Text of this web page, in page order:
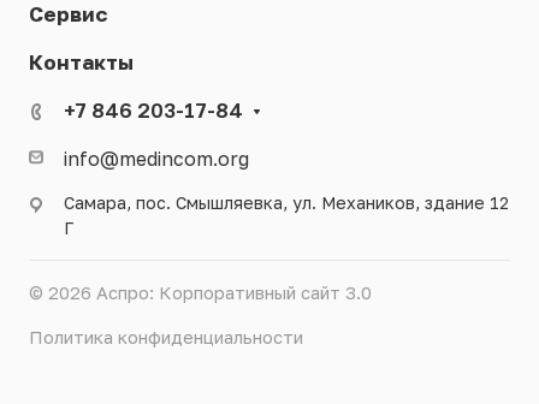
Сервис
Контакты
+7 846 203-17-84
info@medincom.org
Самара, пос. Смышляевка, ул. Механиков, здание 12
Г
© 2026 Аспро: Корпоративный сайт 3.0
Политика конфиденциальности